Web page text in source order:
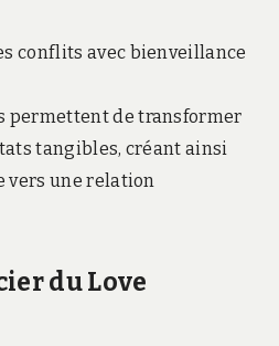
conflits avec bienveillance
permettent de transformer
tangibles, créant ainsi
vers une relation
du Love